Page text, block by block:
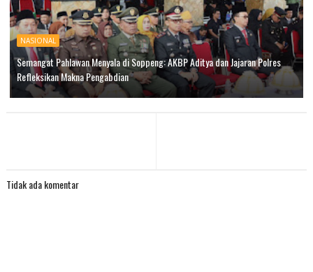
NASIONAL
Semangat Pahlawan Menyala di Soppeng: AKBP Aditya dan Jajaran Polres
Refleksikan Makna Pengabdian
Tidak ada komentar